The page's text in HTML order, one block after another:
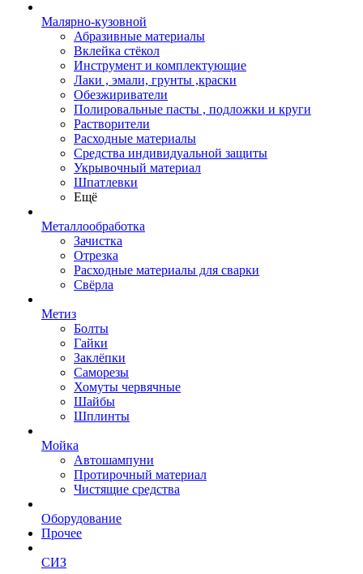
Малярно-кузовной
Абразивные материалы
Вклейка стёкол
Инструмент и комплектующие
Лаки , эмали, грунты ,краски
Обезжириватели
Полировальные пасты , подложки и круги
Растворители
Расходные материалы
Средства индивидуальной защиты
Укрывочный материал
Шпатлевки
Ещё
Металлообработка
Зачистка
Отрезка
Расходные материалы для сварки
Свёрла
Метиз
Болты
Гайки
Заклёпки
Саморезы
Хомуты червячные
Шайбы
Шплинты
Мойка
Автошампуни
Протирочный материал
Чистящие средства
Оборудование
Прочее
СИЗ